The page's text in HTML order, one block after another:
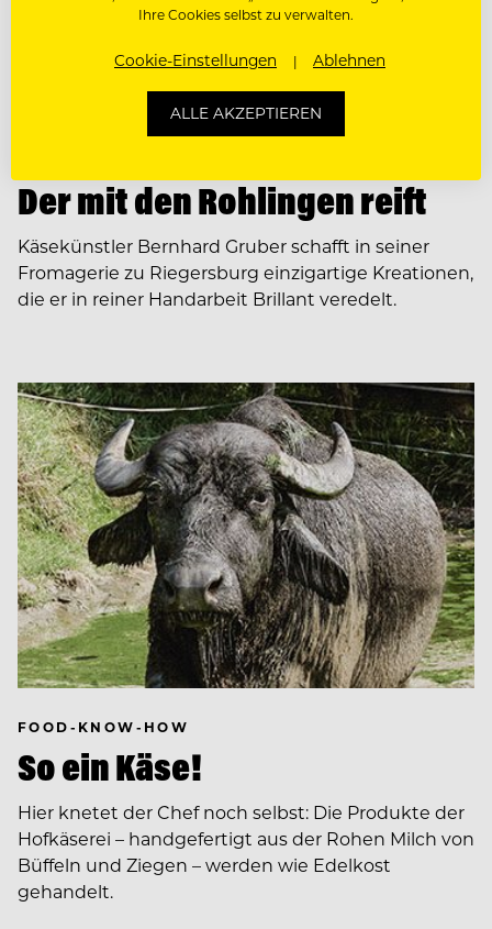
Der mit den Rohlingen reift
Käsekünstler Bernhard Gruber schafft in seiner
Fromagerie zu Riegersburg einzigartige Kreationen,
die er in reiner Handarbeit Brillant veredelt.
FOOD-KNOW-HOW
So ein Käse!
Hier knetet der Chef noch selbst: Die Produkte der
Hofkäserei – handgefertigt aus der Rohen Milch von
Büffeln und Ziegen – werden wie Edelkost
gehandelt.
Ihre Cookies selbst zu verwalten.
Cookie-Einstellungen Ablehnen
ALLE AKZEPTIEREN